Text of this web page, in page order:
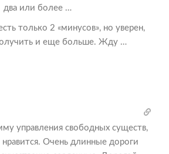
два или более …
только 2 «минусов», но уверен,
и еще больше. Жду …
управления свободных существ,
нравится. Очень длинные дороги